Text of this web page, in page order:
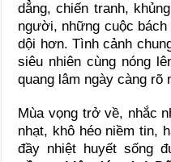
dẳng, chiến tranh,
người, những cuộc
dội hơn. Tình cảnh
siêu nhiên cùng nóng
quang lâm ngày càng rõ
Mùa vọng trở về, nhắc
nhạt, khô héo niềm tin,
đầy nhiệt huyết sống